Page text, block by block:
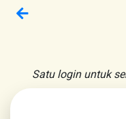
Satu login untuk